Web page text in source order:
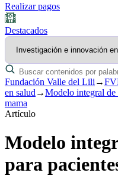
Realizar pagos
Destacados
Fundación Valle del Lili →
en salud →Modelo integral de
mama
Artículo
Modelo
para